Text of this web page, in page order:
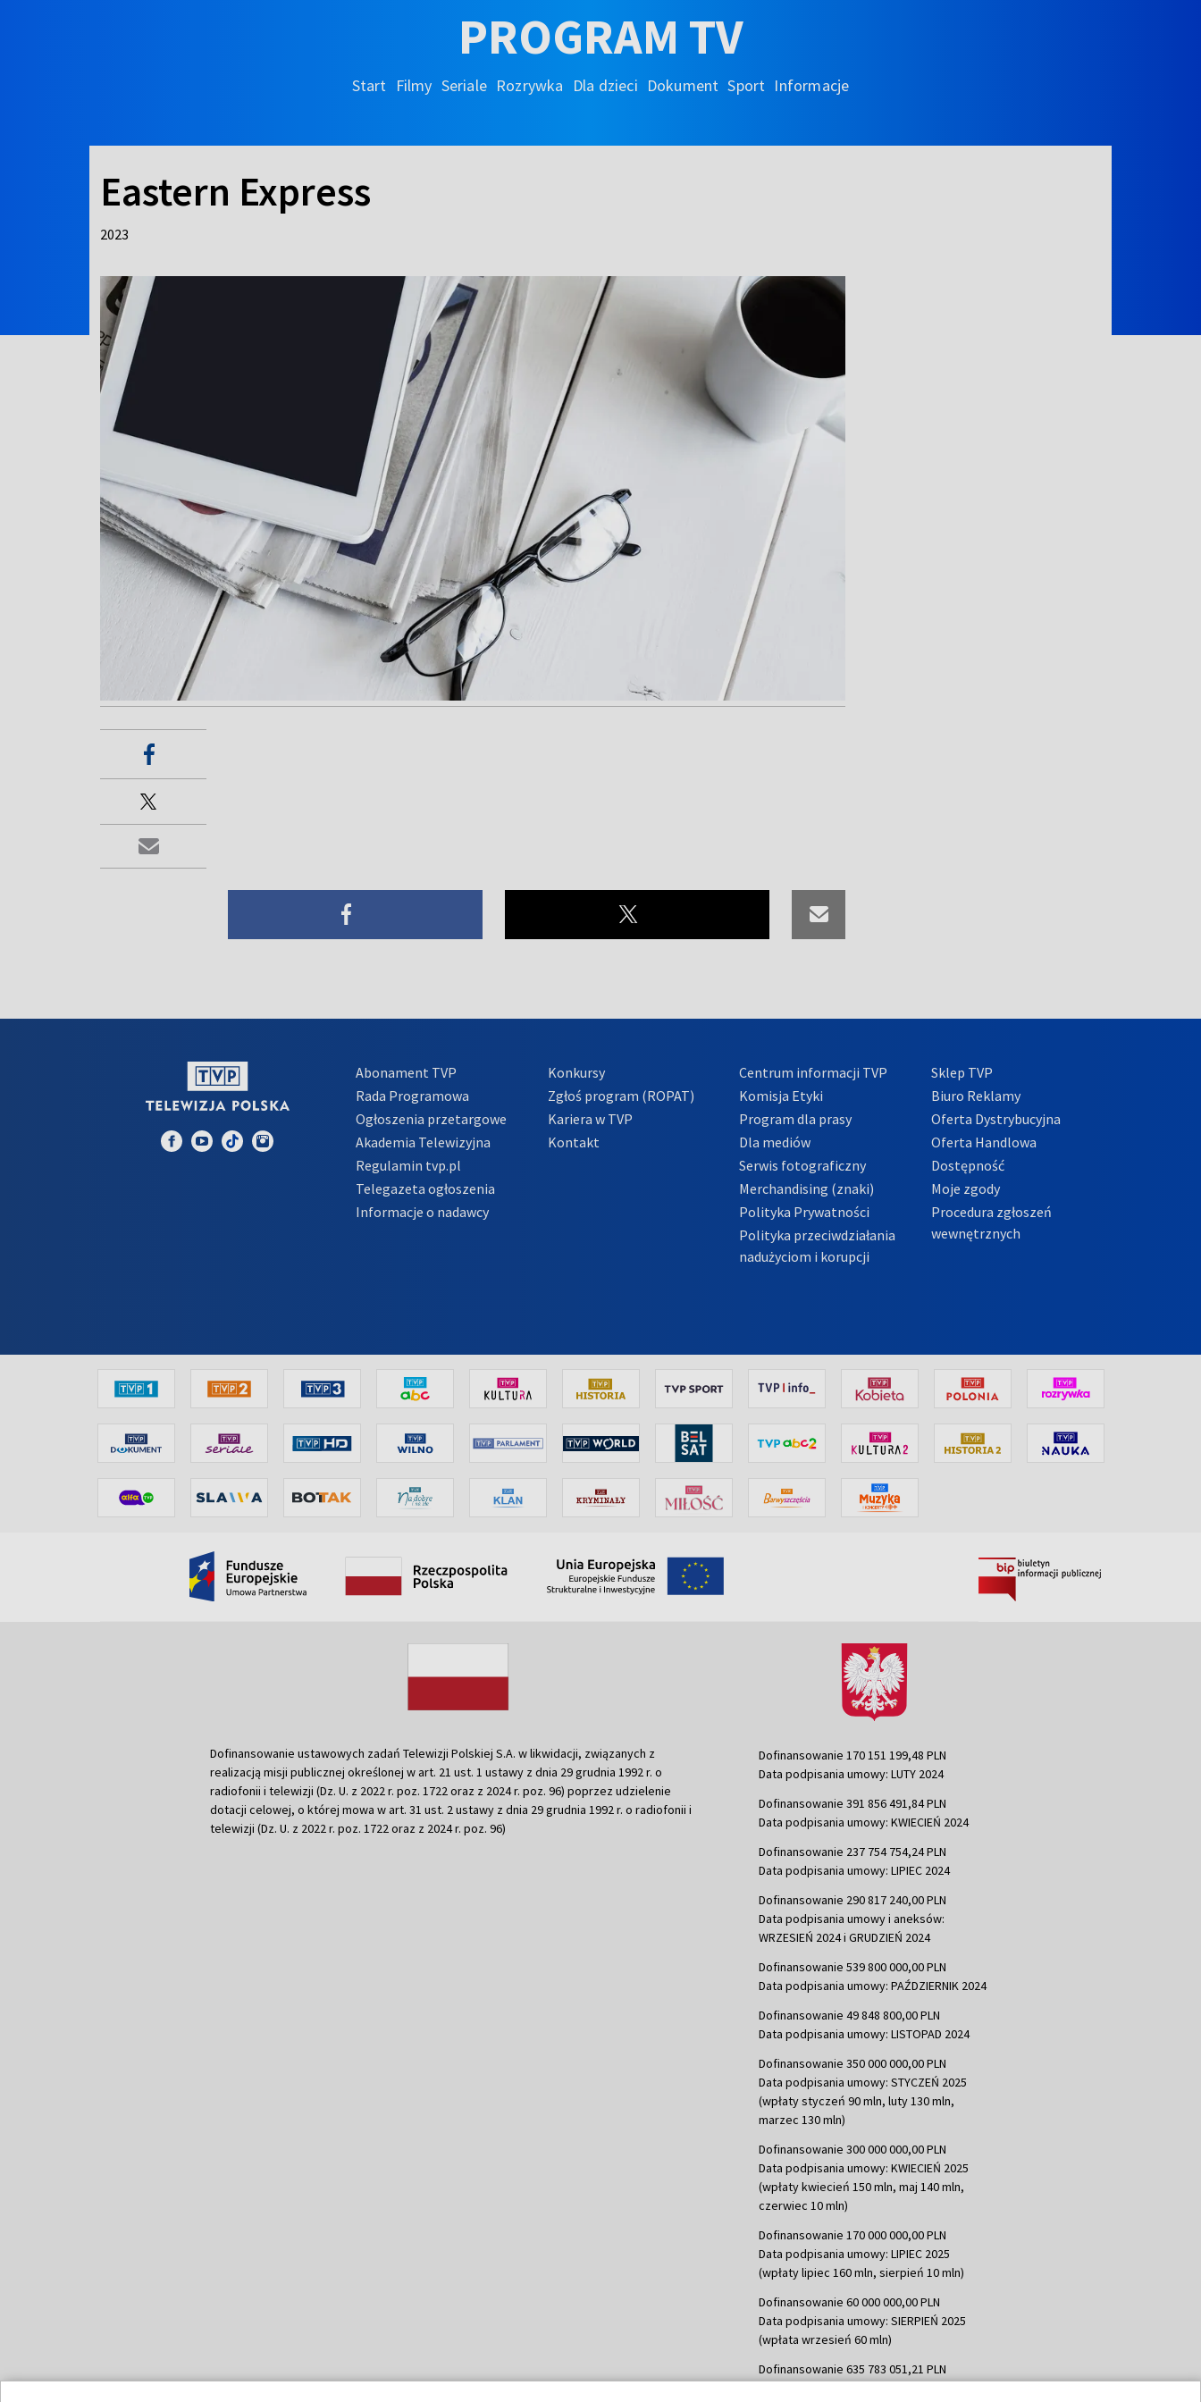
PROGRAM TV
Start Filmy Seriale Rozrywka Dla dzieci Dokument Sport Informacje
Eastern Express
2023
Abonament TVP
Rada Programowa
Ogłoszenia przetargowe
Akademia Telewizyjna
Regulamin tvp.pl
Telegazeta ogłoszenia
Informacje o nadawcy
Konkursy
Zgłoś program (ROPAT)
Kariera w TVP
Kontakt
Centrum informacji TVP
Komisja Etyki
Program dla prasy
Dla mediów
Serwis fotograficzny
Merchandising (znaki)
Polityka Prywatności
Polityka przeciwdziałania
nadużyciom i korupcji
Sklep TVP
Biuro Reklamy
Oferta Dystrybucyjna
Oferta Handlowa
Dostępność
Moje zgody
Procedura zgłoszeń
wewnętrznych
Dofinansowanie ustawowych zadań Telewizji Polskiej S.A. w likwidacji, związanych z
realizacją misji publicznej określonej w art. 21 ust. 1 ustawy z dnia 29 grudnia 1992 r. o
radiofonii i telewizji (Dz. U. z 2022 r. poz. 1722 oraz z 2024 r. poz. 96) poprzez udzielenie
dotacji celowej, o której mowa w art. 31 ust. 2 ustawy z dnia 29 grudnia 1992 r. o radiofonii i
telewizji (Dz. U. z 2022 r. poz. 1722 oraz z 2024 r. poz. 96)
Dofinansowanie 170 151 199,48 PLN
Data podpisania umowy: LUTY 2024
Dofinansowanie 391 856 491,84 PLN
Data podpisania umowy: KWIECIEŃ 2024
Dofinansowanie 237 754 754,24 PLN
Data podpisania umowy: LIPIEC 2024
Dofinansowanie 290 817 240,00 PLN
Data podpisania umowy i aneksów:
WRZESIEŃ 2024 i GRUDZIEŃ 2024
Dofinansowanie 539 800 000,00 PLN
Data podpisania umowy: PAŹDZIERNIK 2024
Dofinansowanie 49 848 800,00 PLN
Data podpisania umowy: LISTOPAD 2024
Dofinansowanie 350 000 000,00 PLN
Data podpisania umowy: STYCZEŃ 2025
(wpłaty styczeń 90 mln, luty 130 mln,
marzec 130 mln)
Dofinansowanie 300 000 000,00 PLN
Data podpisania umowy: KWIECIEŃ 2025
(wpłaty kwiecień 150 mln, maj 140 mln,
czerwiec 10 mln)
Dofinansowanie 170 000 000,00 PLN
Data podpisania umowy: LIPIEC 2025
(wpłaty lipiec 160 mln, sierpień 10 mln)
Dofinansowanie 60 000 000,00 PLN
Data podpisania umowy: SIERPIEŃ 2025
(wpłata wrzesień 60 mln)
Dofinansowanie 635 783 051,21 PLN